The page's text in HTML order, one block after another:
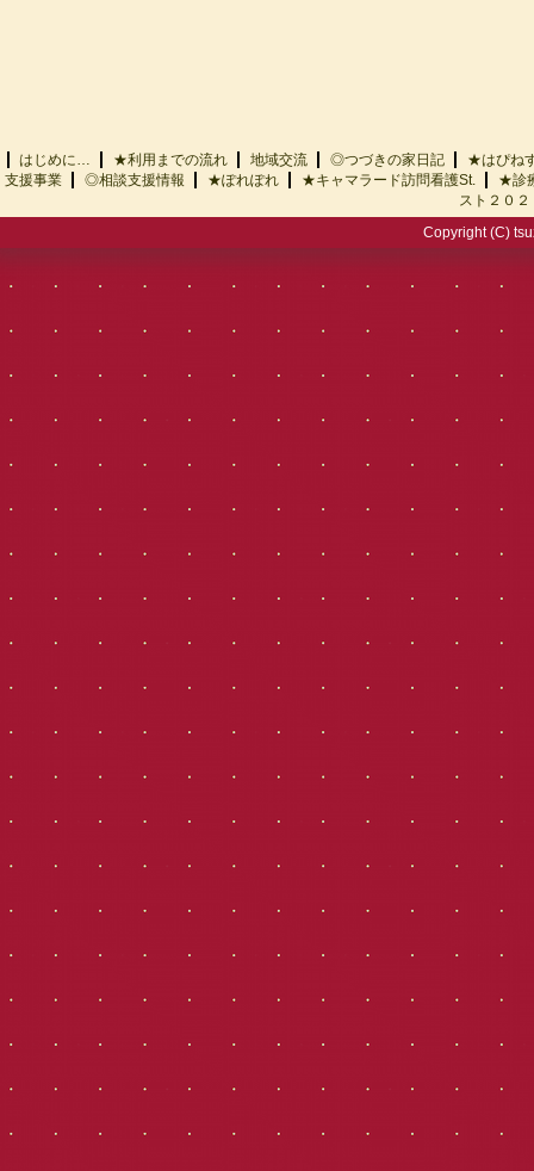
はじめに… ★利用までの流れ 地域交流 ◎つづきの家日記
★はぴ
支援事業
◎相談支援情報 ★ぽれぽれ ★キャマラード訪問看護St.
★診
スト２０２
Copyright (C)